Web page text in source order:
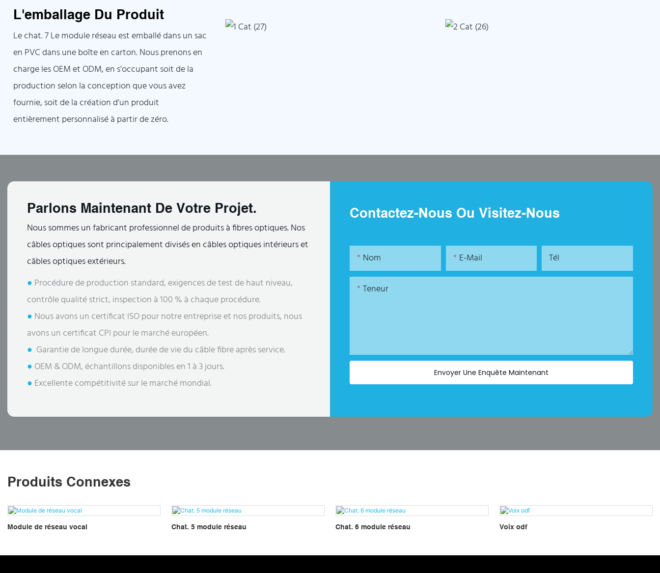
L'emballage Du Produit
Le chat. 7 Le module réseau est emballé dans un sac
en PVC dans une boîte en carton. Nous prenons en
charge les OEM et ODM, en s'occupant soit de la
production selon la conception que vous avez
fournie, soit de la création d'un produit
entièrement personnalisé à partir de zéro.
Parlons Maintenant De Votre Projet.
Nous sommes un fabricant professionnel de produits à fibres optiques. Nos
câbles optiques sont principalement divisés en câbles optiques intérieurs et
câbles optiques extérieurs.
● Procédure de production standard, exigences de test de haut niveau,
contrôle qualité strict, inspection à 100 % à chaque procédure.
● Nous avons un certificat ISO pour notre entreprise et nos produits, nous
avons un certificat CPI pour le marché européen.
● Garantie de longue durée, durée de vie du câble fibre après service.
● OEM & ODM, échantillons disponibles en 1 à 3 jours.
● Excellente compétitivité sur le marché mondial.
Contactez-Nous Ou Visitez-Nous
Nom E-Mail Tél
Teneur
Envoyer Une Enquête Maintenant
Produits Connexes
Module de réseau vocal Chat. 5 module réseau Chat. 6 module réseau Voix odf